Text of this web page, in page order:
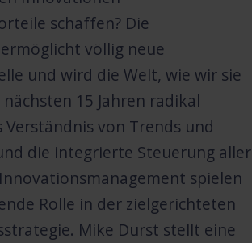
schaffen? Die
völlig neue
und wird die Welt, wie wir sie
15 Jahren radikal
Verständnis von Trends und
die integrierte Steuerung aller
spielen
Rolle in der zielgerichteten
Mike Durst stellt eine